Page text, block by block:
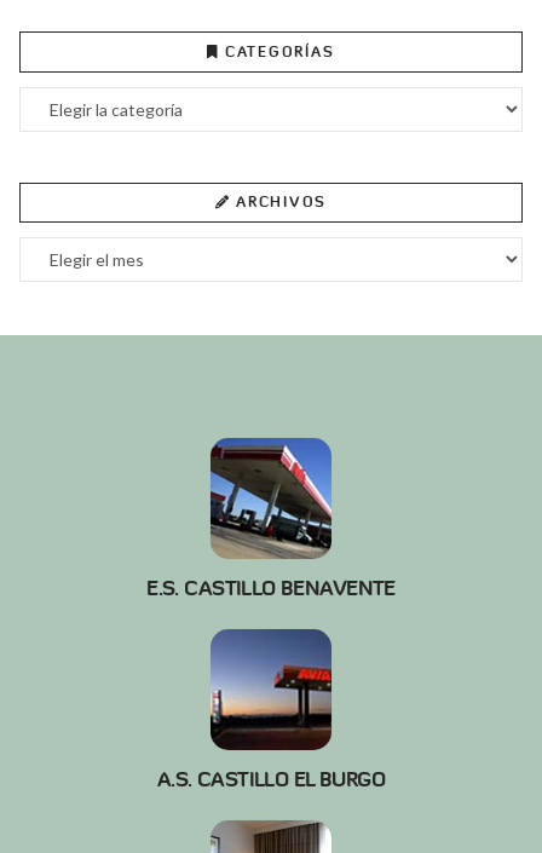
CATEGORÍAS
Categorías
ARCHIVOS
Archivos
E.S. CASTILLO BENAVENTE
A.S. CASTILLO EL BURGO